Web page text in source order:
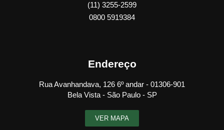
(11) 3255-2599
0800 5919384
Endereço
Rua Avanhandava, 126 6º andar - 01306-901
Bela Vista - São Paulo - SP
VER MAPA